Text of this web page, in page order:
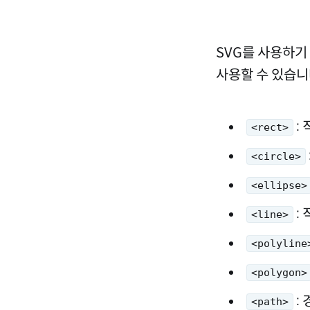
SVG를 사용하
사용할 수 있습
<rect> :
<circle>
<ellipse>
<line> :
<polygon>
<path> :